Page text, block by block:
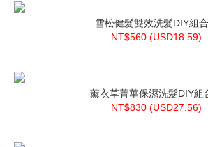
雪松健髮雙效洗髮DIY組
NT$560 (USD18.59)
薰衣草菁華保濕洗髮DIY組
NT$830 (USD27.56)